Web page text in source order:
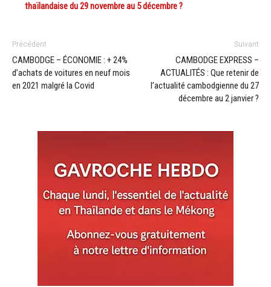
thaïlandaise du 29 novembre au 5 décembre ?
Précédent
CAMBODGE – ÉCONOMIE : + 24%
d’achats de voitures en neuf mois
en 2021 malgré la Covid
Suivant
CAMBODGE EXPRESS –
ACTUALITÉS : Que retenir de
l’actualité cambodgienne du 27
décembre au 2 janvier ?